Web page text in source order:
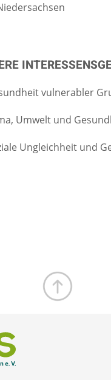
vulnerabler
Umwelt und
Ungleichheit und